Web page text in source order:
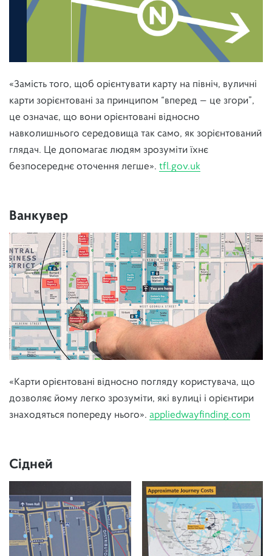
«Замість того, щоб орієнтувати карту на північ, вуличні
карти зорієнтовані за принципом “вперед — це згори”,
це означає, що вони орієнтовані відносно
навколишнього середовища так само, як зорієнтований
глядач. Це допомагає людям зрозуміти їхнє
безпосереднє оточення легше». tfl.gov.uk
Ванкувер
«Карти орієнтовані відносно погляду користувача, що
дозволяє йому легко зрозуміти, які вулиці і орієнтири
знаходяться попереду нього». appliedwayfinding.com
Сідней